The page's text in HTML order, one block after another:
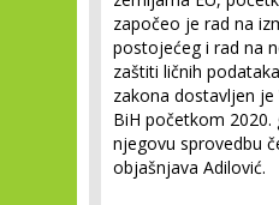
započeo je rad na
postojećeg i rad na
zaštiti ličnih
zakona dostavljen je
BiH početkom 2020.
njegovu sprovedbu
objašnjava Adilović.